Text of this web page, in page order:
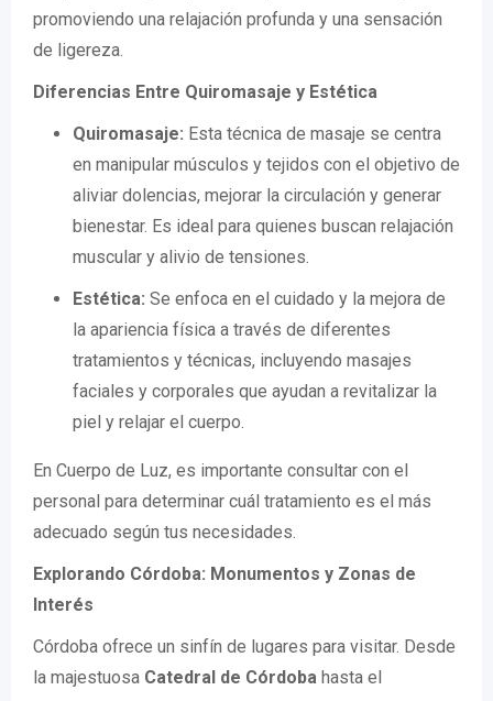
promoviendo una relajación profunda y una sensación
de ligereza.
Diferencias Entre Quiromasaje y Estética
Quiromasaje: Esta técnica de masaje se centra
en manipular músculos y tejidos con el objetivo de
aliviar dolencias, mejorar la circulación y generar
bienestar. Es ideal para quienes buscan relajación
muscular y alivio de tensiones.
Estética: Se enfoca en el cuidado y la mejora de
la apariencia física a través de diferentes
tratamientos y técnicas, incluyendo masajes
faciales y corporales que ayudan a revitalizar la
piel y relajar el cuerpo.
En Cuerpo de Luz, es importante consultar con el
personal para determinar cuál tratamiento es el más
adecuado según tus necesidades.
Explorando Córdoba: Monumentos y Zonas de
Interés
Córdoba ofrece un sinfín de lugares para visitar. Desde
la majestuosa Catedral de Córdoba hasta el